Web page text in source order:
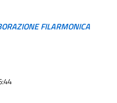
FILARMONICA